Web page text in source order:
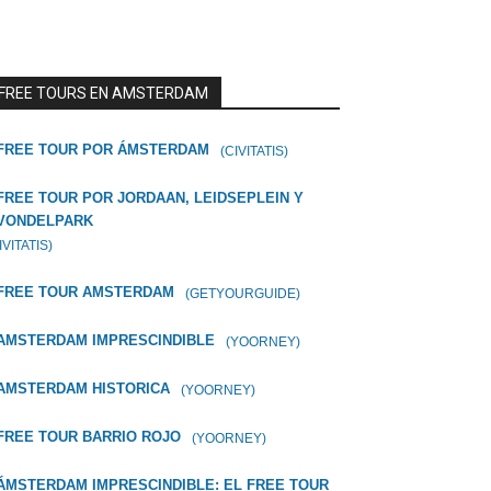
TOURS EN AMSTERDAM
TOUR POR ÁMSTERDAM (CIVITATIS)
TOUR POR JORDAAN, LEIDSEPLEIN Y
TOUR AMSTERDAM (GETYOURGUIDE)
IMPRESCINDIBLE (YOORNEY)
HISTORICA (YOORNEY)
TOUR BARRIO ROJO (YOORNEY)
IMPRESCINDIBLE: EL FREE TOUR